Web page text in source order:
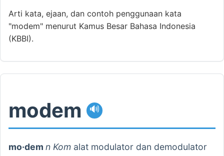
Arti kata, ejaan, dan contoh penggunaan kata
"modem" menurut Kamus Besar Bahasa Indonesia
(KBBI).
modem 🔊
mo·dem n Kom alat modulator dan demodulator